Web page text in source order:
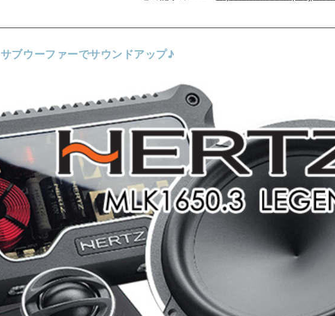
ブウーファーでサウンドアップ♪